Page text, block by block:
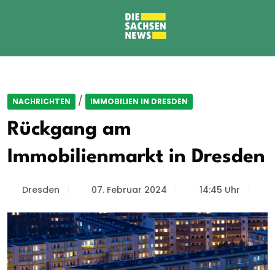
NACHRICHTEN / IMMOBILIEN IN DRESDEN
Rückgang am
Immobilienmarkt in Dresden
Dresden 07. Februar 2024 14:45 Uhr